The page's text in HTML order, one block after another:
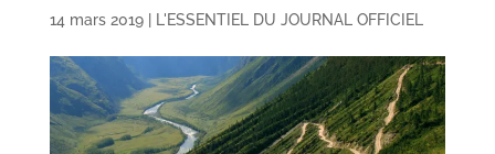
14 mars 2019| L'ESSENTIEL DU JOURNAL OFFICIEL